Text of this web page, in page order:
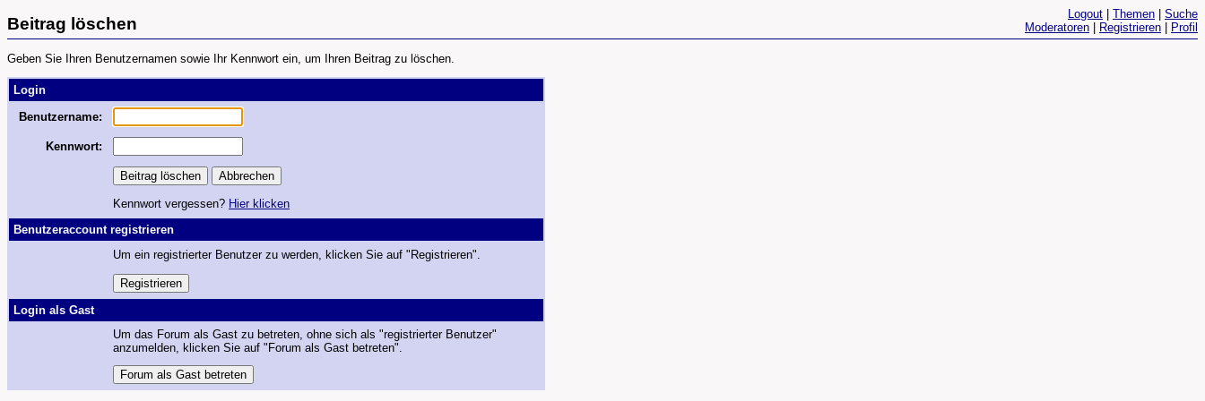
Beitrag löschen
Logout Themen
Suche
Moderatoren
Registrieren Profil
Geben Sie Ihren Benutzernamen sowie Ihr Kennwort ein, um Ihren Beitrag zu löschen.
Login
Benutzername:
Kennwort:
Kennwort vergessen? Hier klicken
Benutzeraccount registrieren
Um ein registrierter Benutzer zu werden, klicken Sie auf "Registrieren".
Login als Gast
Um das Forum als Gast zu betreten, ohne sich als "registrierter Benutzer"
anzumelden, klicken Sie auf "Forum als Gast betreten".